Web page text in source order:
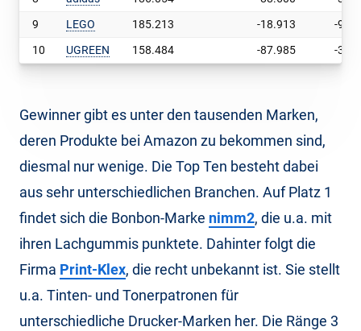
9
LEGO 185.213 -18.913
-9,3
10
UGREEN 158.484 -87.985 -35,7
Gewinner gibt es unter den tausenden Marken,
deren Produkte bei Amazon zu bekommen sind,
diesmal nur wenige. Die Top Ten besteht dabei
aus sehr unterschiedlichen Branchen. Auf Platz 1
findet sich die Bonbon-Marke nimm2, die u.a. mit
ihren Lachgummis punktete. Dahinter folgt die
Firma Print-Klex, die recht unbekannt ist. Sie stellt
u.a. Tinten- und Tonerpatronen für
unterschiedliche Drucker-Marken her. Die Ränge 3